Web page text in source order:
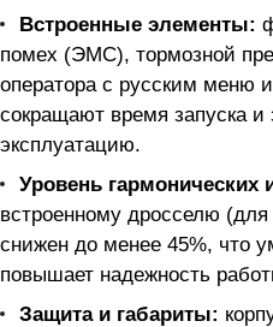
Встроенные элементы:
помех (ЭМС), тормозной
оператора с русским меню
сокращают время запуска и
эксплуатацию.
Уровень гармонических
встроенному дросселю
снижен до менее 45%, что
повышает надежность
Защита и габариты: